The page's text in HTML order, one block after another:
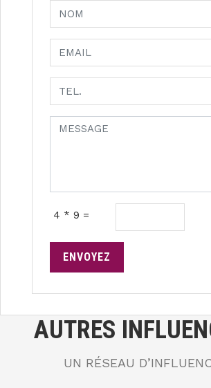
4 * 9 =
ENVOYEZ
AUTRES
UN RÉSEAU